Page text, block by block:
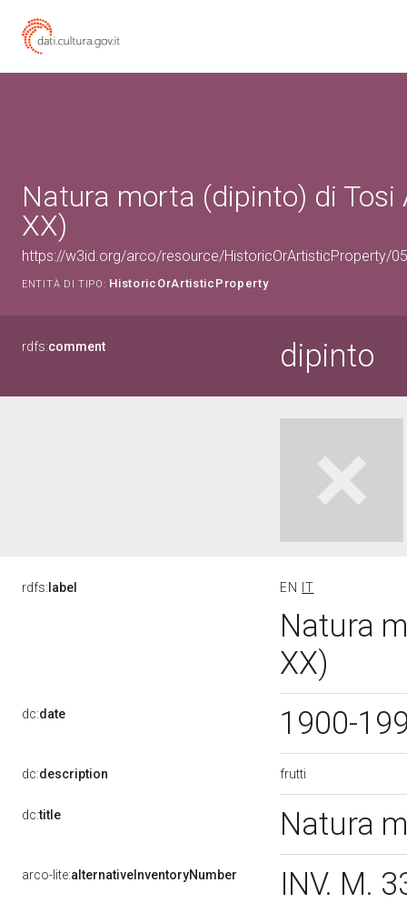
Natura morta (dipinto) di Tosi
XX)
https://w3id.org/arco/resource/HistoricOrArtisticProperty/
ENTITÀ DI TIPO: HistoricOrArtisticProperty
rdfs:comment dipinto
rdfs: label EN IT
Natura
XX)
dc:date 1900-
dc:description frutti
dc:title Natura
arco-lite:alternativeInventoryNumber INV. M.